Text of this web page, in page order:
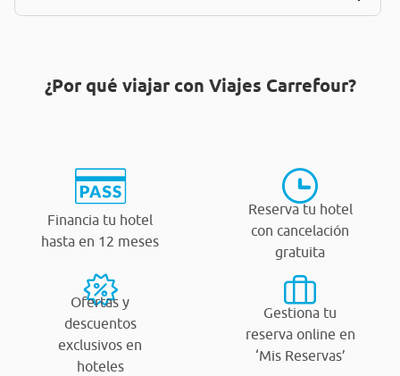
¿Por qué viajar con Viajes Carrefour?
Financia tu hotel
hasta en 12 meses
Reserva tu hotel
con cancelación
gratuita
Ofertas y
descuentos
exclusivos en
hoteles
Gestiona tu
reserva online en
‘Mis Reservas’